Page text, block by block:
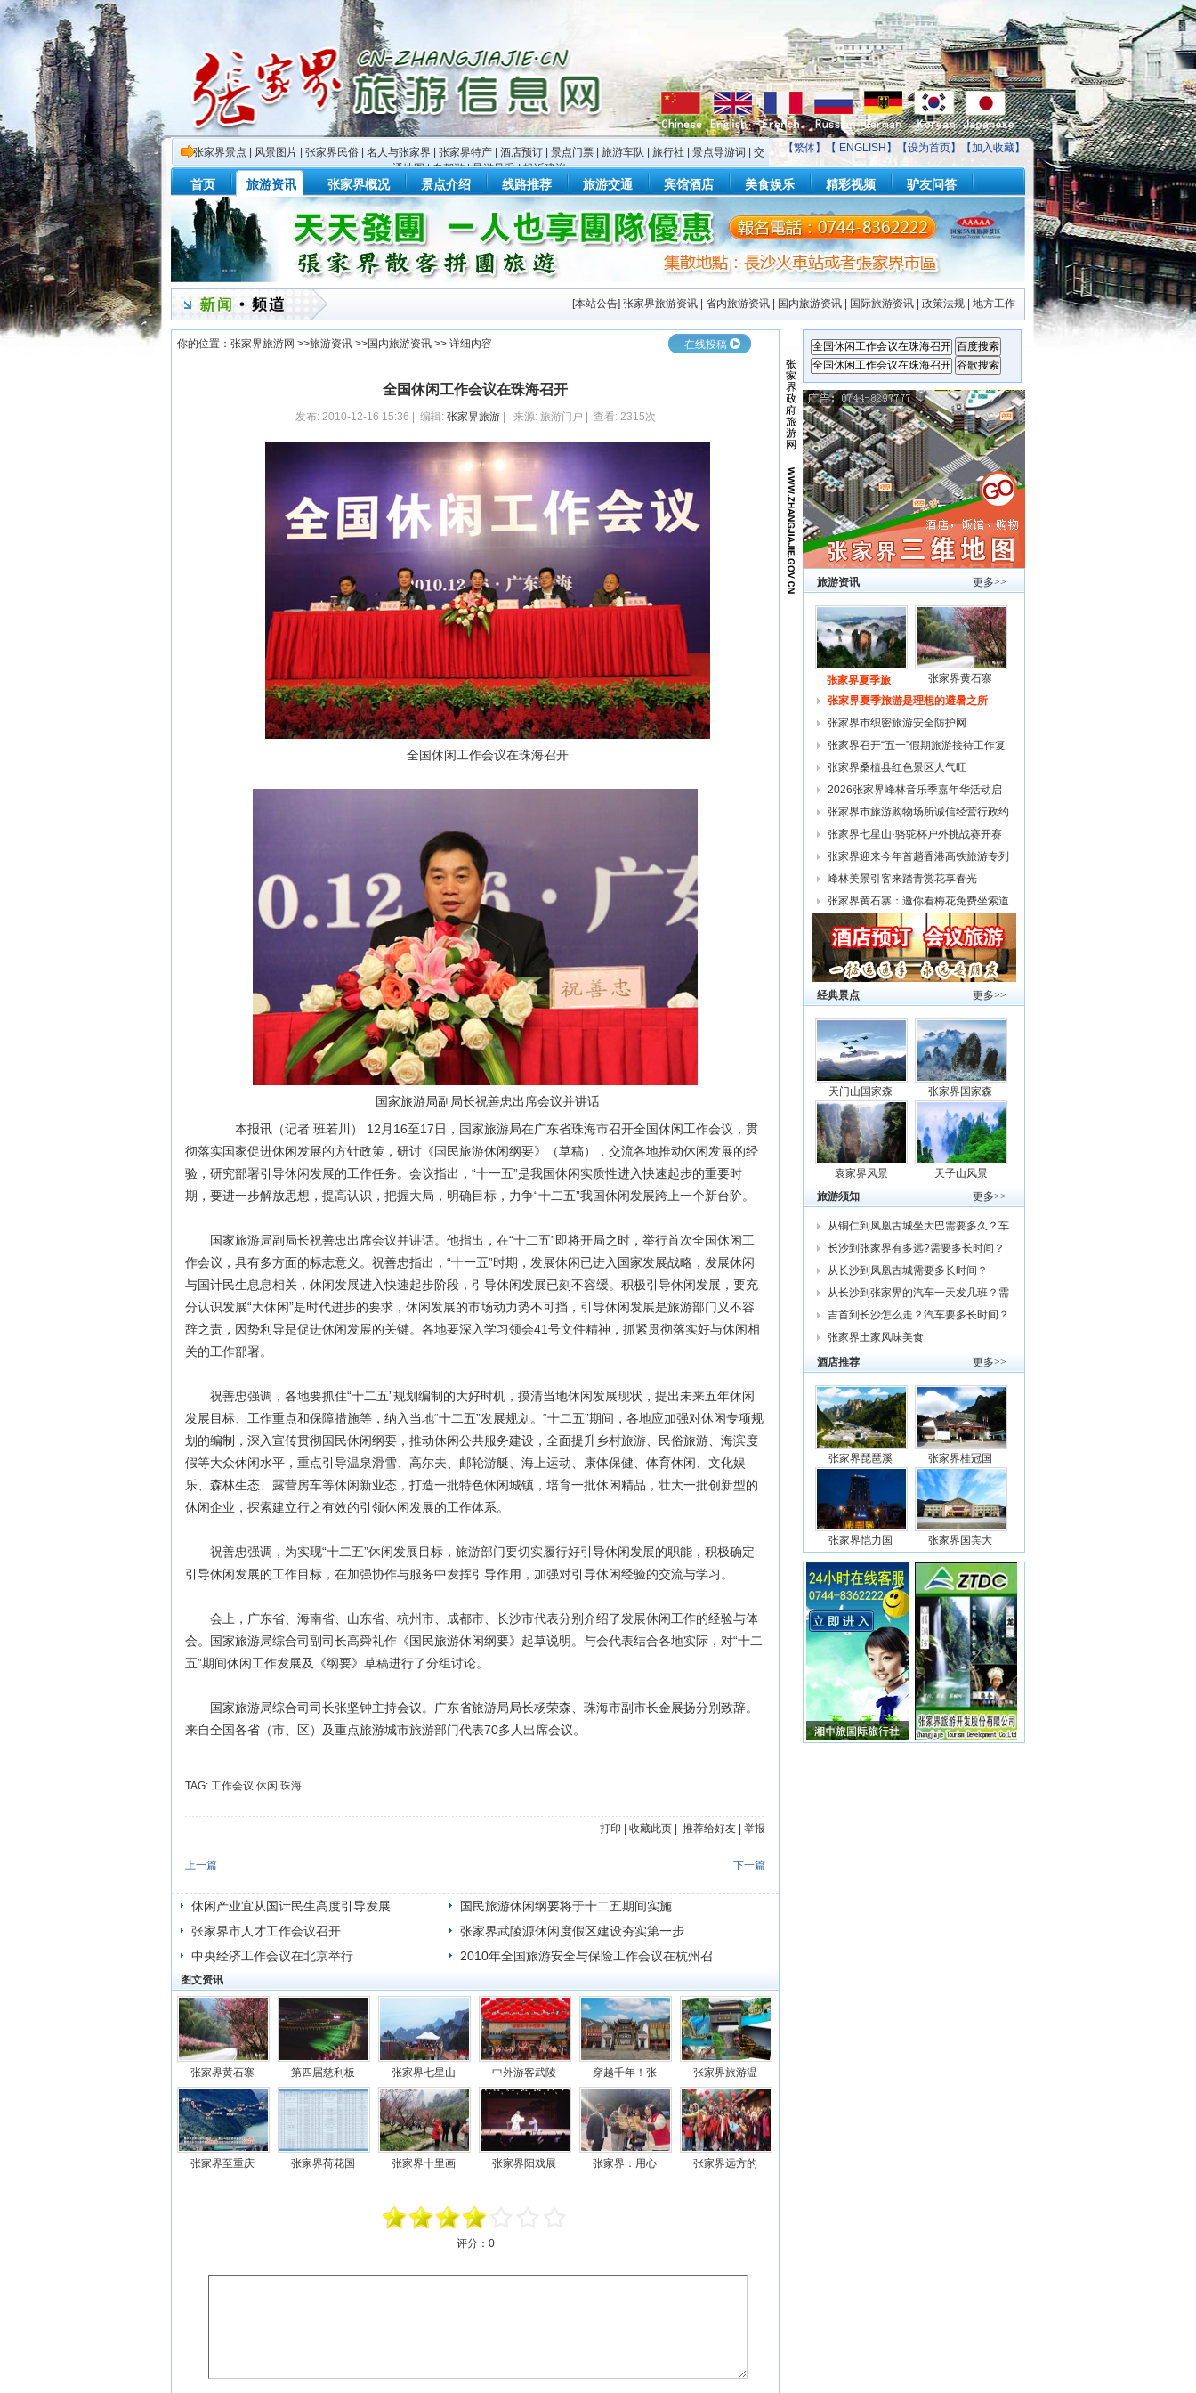
【繁体】【 ENGLISH 】【设为首页】【加入收藏】
张家界景点 风景图片 张家界民俗 名人与张家界 张家界特产 酒店预订 景点门票 旅游车队 旅行社 景点导游词
交
通地图|自驾游|导游风采|投诉建议
首页 旅游资讯 张家界概况 景点介绍 线路推荐 旅游交通 宾馆酒店 美食娱乐 精彩视频 驴友问答
[本站公告] 张家界旅游资讯 省内旅游资讯 国内旅游资讯 国际旅游资讯 政策法规 地方工作
你的位置： 张家界旅游网 >>旅游资讯 >>国内旅游资讯 >> 详细内容 在线投稿
全国休闲工作会议在珠海召开
发布: 2010-12-16 15:36 | 编辑: 张家界旅游| 来源: 旅游门户 | 查看: 2315次
全国休闲工作会议在珠海召开
国家旅游局副局长祝善忠出席会议并讲话
本报讯（记者 班若川） 12月16至17日，国家旅游局在广东省珠海市召开全国休闲工作会议，贯
彻落实国家促进休闲发展的方针政策，研讨《国民旅游休闲纲要》（草稿），交流各地推动休闲发展的经
验，研究部署引导休闲发展的工作任务。会议指出，“十一五”是我国休闲实质性进入快速起步的重要时
期，要进一步解放思想，提高认识，把握大局，明确目标，力争“十二五”我国休闲发展跨上一个新台阶。
国家旅游局副局长祝善忠出席会议并讲话。他指出，在“十二五”即将开局之时，举行首次全国休闲工
作会议，具有多方面的标志意义。祝善忠指出，“十一五”时期，发展休闲已进入国家发展战略，发展休闲
与国计民生息息相关，休闲发展进入快速起步阶段，引导休闲发展已刻不容缓。积极引导休闲发展，要充
分认识发展“大休闲”是时代进步的要求，休闲发展的市场动力势不可挡，引导休闲发展是旅游部门义不容
辞之责，因势利导是促进休闲发展的关键。各地要深入学习领会41号文件精神，抓紧贯彻落实好与休闲相
关的工作部署。
祝善忠强调，各地要抓住“十二五”规划编制的大好时机，摸清当地休闲发展现状，提出未来五年休闲
发展目标、工作重点和保障措施等，纳入当地“十二五”发展规划。“十二五”期间，各地应加强对休闲专项规
划的编制，深入宣传贯彻国民休闲纲要，推动休闲公共服务建设，全面提升乡村旅游、民俗旅游、海滨度
假等大众休闲水平，重点引导温泉滑雪、高尔夫、邮轮游艇、海上运动、康体保健、体育休闲、文化娱
乐、森林生态、露营房车等休闲新业态，打造一批特色休闲城镇，培育一批休闲精品，壮大一批创新型的
休闲企业，探索建立行之有效的引领休闲发展的工作体系。
祝善忠强调，为实现“十二五”休闲发展目标，旅游部门要切实履行好引导休闲发展的职能，积极确定
引导休闲发展的工作目标，在加强协作与服务中发挥引导作用，加强对引导休闲经验的交流与学习。
会上，广东省、海南省、山东省、杭州市、成都市、长沙市代表分别介绍了发展休闲工作的经验与体
会。国家旅游局综合司副司长高舜礼作《国民旅游休闲纲要》起草说明。与会代表结合各地实际，对“十二
五”期间休闲工作发展及《纲要》草稿进行了分组讨论。
国家旅游局综合司司长张坚钟主持会议。广东省旅游局局长杨荣森、珠海市副市长金展扬分别致辞。
来自全国各省（市、区）及重点旅游城市旅游部门代表70多人出席会议。
TAG: 工作会议 休闲 珠海
打印 收藏此页 推荐给好友 举报
上一篇 下一篇
休闲产业宜从国计民生高度引导发展
国民旅游休闲纲要将于十二五期间实施
张家界市人才工作会议召开
张家界武陵源休闲度假区建设夯实第一步
中央经济工作会议在北京举行
2010年全国旅游安全与保险工作会议在杭州召
图文资讯
张家界黄石寨 第四届慈利板 张家界七星山 中外游客武陵 穿越千年！张 张家界旅游温
张家界至重庆 张家界荷花国 张家界十里画 张家界阳戏展 张家界：用心 张家界远方的
评分： 0
更多>>
旅游资讯
张家界夏季旅
张家界黄石寨
张家界夏季旅游是理想的避暑之所
张家界市织密旅游安全防护网
张家界召开“五一”假期旅游接待工作复
张家界桑植县红色景区人气旺
2026张家界峰林音乐季嘉年华活动启
幕
张家界市旅游购物场所诚信经营行政约
谈
张家界七星山·骆驼杯户外挑战赛开赛
张家界迎来今年首趟香港高铁旅游专列
峰林美景引客来踏青赏花享春光
张家界黄石寨：邀你看梅花免费坐索道
更多>>
经典景点
天门山国家森 张家界国家森
袁家界风景
天子山风景
更多>>
旅游须知
从铜仁到凤凰古城坐大巴需要多久？车
费
长沙到张家界有多远?需要多长时间？
从
从长沙到凤凰古城需要多长时间？
从长沙到张家界的汽车一天发几班？需
要
吉首到长沙怎么走？汽车要多长时间？
我
张家界土家风味美食
更多>>
酒店推荐
张家界琵琶溪 张家界桂冠国
张家界恺力国 张家界国宾大